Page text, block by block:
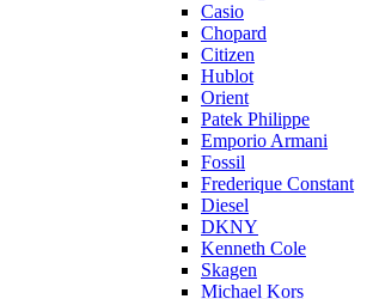
Casio
Chopard
Citizen
Hublot
Orient
Patek Philippe
Emporio Armani
Fossil
Frederique Constant
Diesel
DKNY
Kenneth Cole
Skagen
Michael Kors